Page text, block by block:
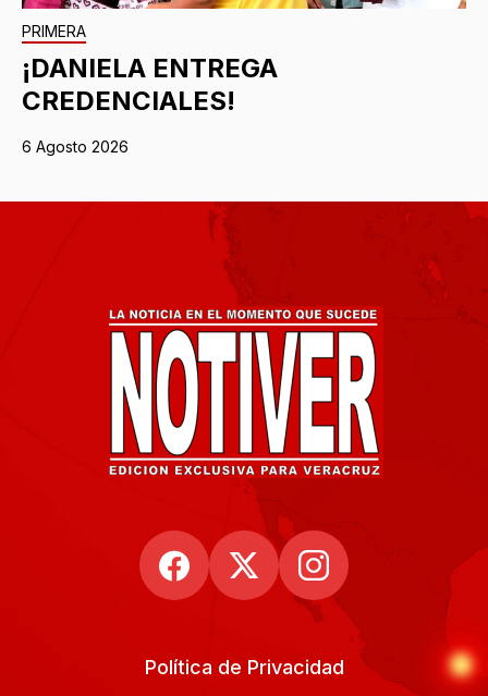
PRIMERA
¡DANIELA ENTREGA
CREDENCIALES!
6 Agosto 2026
Política de Privacidad